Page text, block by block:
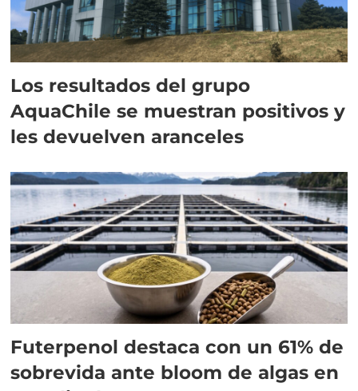
Los resultados del grupo
AquaChile se muestran positivos y
les devuelven aranceles
Futerpenol destaca con un 61% de
sobrevida ante bloom de algas en